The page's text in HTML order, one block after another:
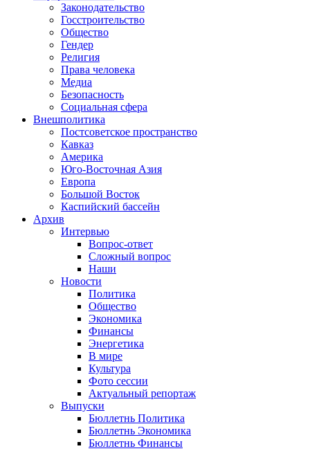
Законодательство
Госстроительство
Общество
Гендер
Религия
Права человека
Медиа
Безопасность
Социальная сфера
Внешполитика
Постсоветское пространство
Кавказ
Америка
Юго-Восточная Азия
Европа
Большой Восток
Каспийский бассейн
Архив
Интервью
Вопрос-ответ
Сложный вопрос
Наши
Новости
Политика
Общество
Экономика
Финансы
Энергетика
В мире
Культура
Фото сессии
Актуальный репортаж
Выпуски
Бюллетнь Политика
Бюллетнь Экономика
Бюллетнь Финансы